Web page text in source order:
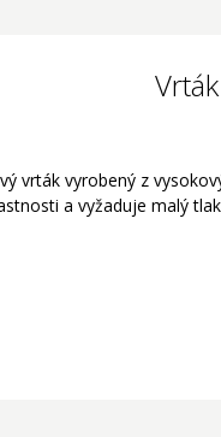
vrták vyrobený z
a vyžaduje malý